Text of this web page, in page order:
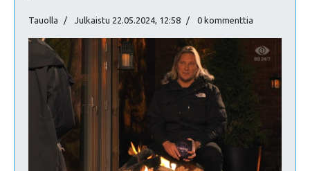
Tauolla Julkaistu 22.05.2024, 12:58 0 kommenttia